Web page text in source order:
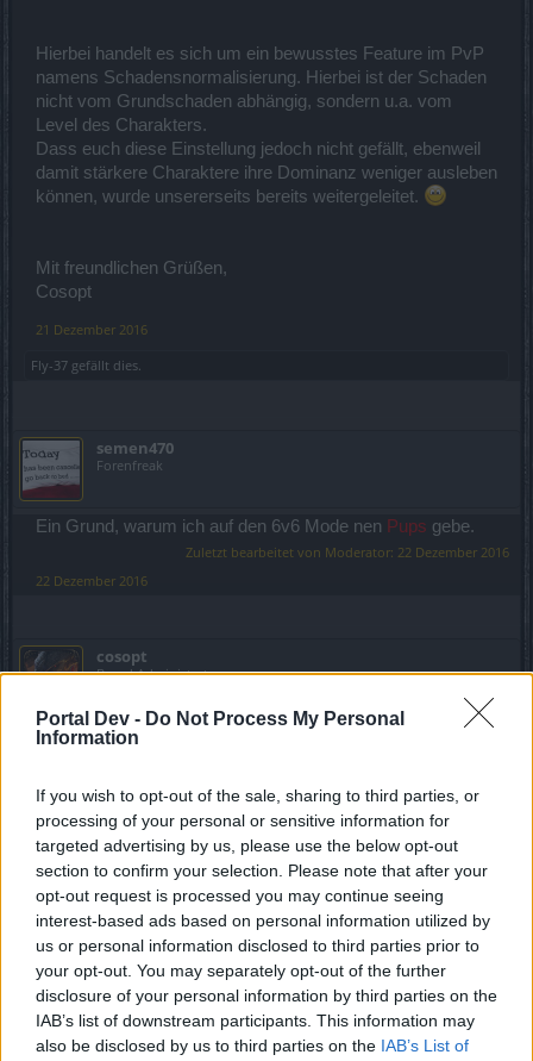
Portal Dev - Do Not Process My Personal
Information
If you wish to opt-out of the sale, sharing to third parties, or
processing of your personal or sensitive information for
targeted advertising by us, please use the below opt-out
section to confirm your selection. Please note that after your
opt-out request is processed you may continue seeing
interest-based ads based on personal information utilized by
us or personal information disclosed to third parties prior to
your opt-out. You may separately opt-out of the further
disclosure of your personal information by third parties on the
IAB’s list of downstream participants. This information may
also be disclosed by us to third parties on the IAB’s List of
Hierbei handelt es sich um ein bewusstes Feature im PvP
namens Schadensnormalisierung. Hierbei ist der Schaden
nicht vom Grundschaden abhängig, sondern u.a. vom
Level des Charakters.
Dass euch diese Einstellung jedoch nicht gefällt, ebenweil
damit stärkere Charaktere ihre Dominanz weniger ausleben
können, wurde unsererseits bereits weitergeleitet.
Mit freundlichen Grüßen,
Cosopt
21 Dezember 2016
Fly-37 gefällt dies.
semen470
Forenfreak
Ein Grund, warum ich auf den 6v6 Mode nen Pups gebe.
Zuletzt bearbeitet von Moderator: 22 Dezember 2016
22 Dezember 2016
cosopt
Board Administrator
Hallosemen470,
Der Beitrag wurde etwas geändert.
Mit freundlichen Grüßen,
Cosopt
22 Dezember 2016
Fly-37gefällt dies.